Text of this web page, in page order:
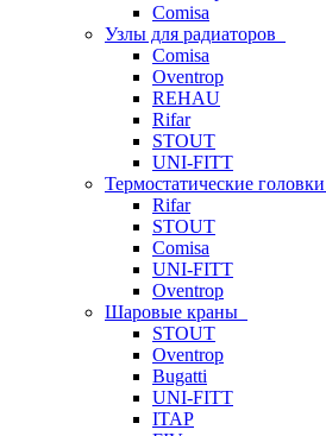
Comisa
Узлы для радиаторов
Comisa
Oventrop
REHAU
Rifar
STOUT
UNI-FITT
Термостатические головки
Rifar
STOUT
Comisa
UNI-FITT
Oventrop
Шаровые краны
STOUT
Oventrop
Bugatti
UNI-FITT
ITAP